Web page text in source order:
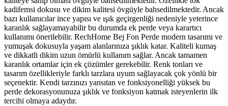
kadifemsi dokusu ve dikim kalitesi övgüyle bahsedilmektedir. Ancak
bazı kullanıcılar ince yapısı ve ışık geçirgenliği nedeniyle yeterince
karanlık sağlayamayabilir bu durumda ek perde veya karartıcı
kullanımı önerilebilir. RechHome Bej Fon Perde modern tasarımı ve
yumuşak dokusuyla yaşam alanlarınıza şıklık katar. Kaliteli kumaş
ve dikkatli dikim uzun ömürlü kullanım sağlar. Ancak tamamen
karanlık ortamlar için ek çözümler gerekebilir. Renk tonları ve
tasarım özellikleriyle farklı tarzlara uyum sağlayacak çok yönlü bir
seçenektir. Kendi tarzınızı yansıtan ve fonksiyonelliği yüksek bu
perde dekorasyonunuza şıklık ve fonksiyon katmak isteyenlerin ilk
tercihi olmaya adaydır.